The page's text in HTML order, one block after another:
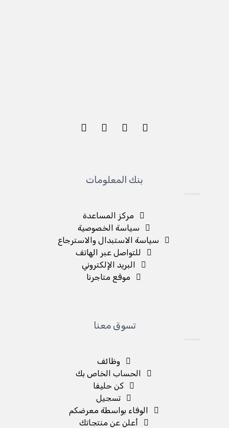
بنك المعلومات
مركز المساعدة
سياسة الخصوصية
سياسة الاستبدال والاسترجاع
للتواصل عبر الهاتف
البريد الإلكتروني
موقع متاجرنا
تسوق معنا
وظائف
الحساب الخاص بك
كن حليفا
تسجيل
الوفاء بواسطة معرضكم
أعلن عن منتجاتك